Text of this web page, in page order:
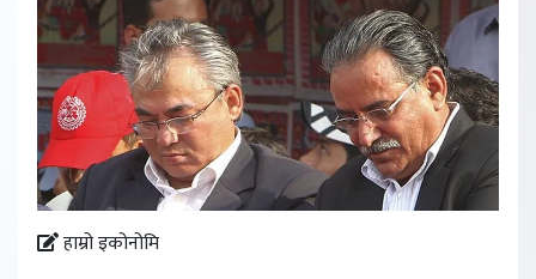
हाम्रो इकोनोमि